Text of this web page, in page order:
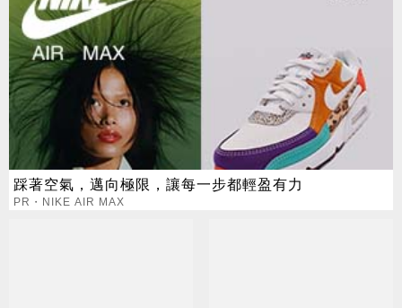
踩著空氣，邁向極限，讓每一步都輕盈有力
PR・NIKE AIR MAX